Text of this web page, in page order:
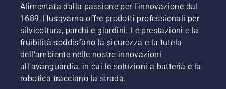
Alimentata dalla passione per l'innovazione dal
1689, Husqvarna offre prodotti professionali per
silvicoltura, parchi e giardini. Le prestazioni e la
fruibilità soddisfano la sicurezza e la tutela
dell'ambiente nelle nostre innovazioni
all'avanguardia, in cui le soluzioni a batteria e la
robotica tracciano la strada.